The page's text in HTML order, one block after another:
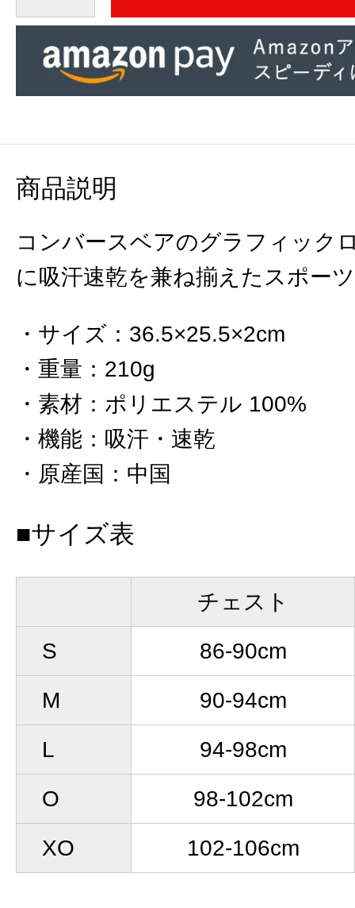
商品説明
コンバースベアのグラフィック
に吸汗速乾を兼ね揃えたスポー
サイズ ： 36.5×25.5×2cm
重量 ： 210g
素材 ： ポリエステル 100%
機能 ： 吸汗・速乾
原産国 ： 中国
■サイズ表
チェスト
S
86-90cm
M
90-94cm
L
94-98cm
O
98-102cm
XO
102-106cm